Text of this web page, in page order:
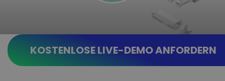
KOSTENLOSE LIVE-DEMO ANFORDERN